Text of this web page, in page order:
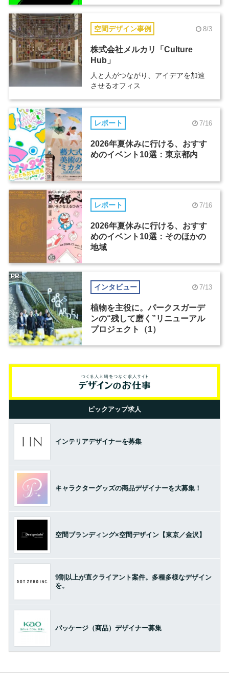
空間デザイン事例 8/3
株式会社メルカリ「Culture
Hub」
人と人がつながり、アイデアを加速
させるオフィス
レポート 7/16
2026年夏休みに行ける、おすす
めのイベント10選：東京都内
レポート 7/16
2026年夏休みに行ける、おすす
めのイベント10選：そのほかの
地域
インタビュー 7/13
植物を主役に。パークスガーデ
ンの“残して磨く”リニューアル
プロジェクト（1）
PR
ピックアップ求人
インテリアデザイナーを募集
キャラクターグッズの商品デザイナーを大募集！
空間ブランディング×空間デザイン【東京／金沢】
9割以上が直クライアント案件。多種多様なデザイン
を。
パッケージ（商品）デザイナー募集